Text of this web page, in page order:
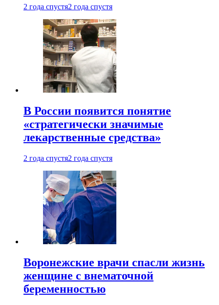
2 года спустя2 года спустя
В России появится понятие
«стратегически значимые
лекарственные средства»
2 года спустя2 года спустя
Воронежские врачи спасли жизнь
женщине с внематочной
беременностью